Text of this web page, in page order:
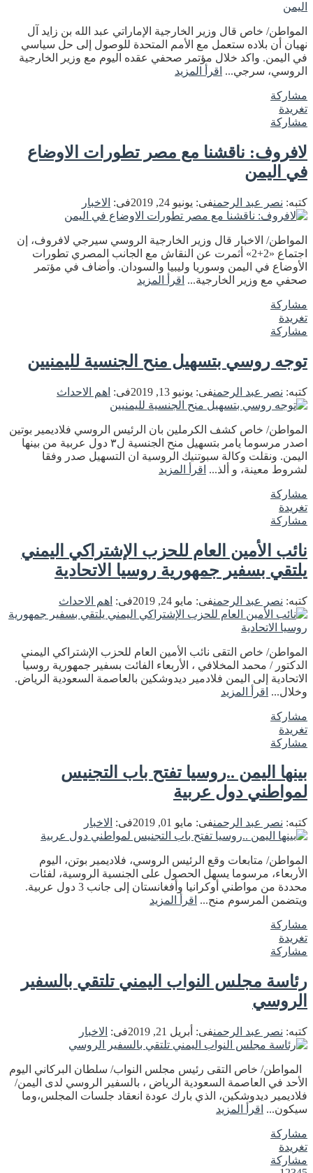
المواطن/ خاص قال وزير الخارجية الإماراتي عبد الله بن زايد آل
نهيان أن بلاده ستعمل مع الأمم المتحدة للوصول إلى حل سياسي
في اليمن. واكد خلال مؤتمر صحفي عقده اليوم مع وزير الخارجية
الروسي، سرجي... اقرأ المزيد
مشاركة
تغريدة
مشاركة
لافروف: ناقشنا مع مصر تطورات الاوضاع
في اليمن
كتبه: نصر عبد الرحمنفى: يونيو 24, 2019 فى: الاخبار
المواطن/ الاخبار قال وزير الخارجية الروسي سيرجي لافروف، إن
اجتماع «2+2» أثمرت عن النقاش مع الجانب المصري تطورات
الأوضاع في اليمن وسوريا وليبيا والسودان. وأضاف في مؤتمر
صحفي مع وزير الخارجية... اقرأ المزيد
مشاركة
تغريدة
مشاركة
توجه روسي بتسهيل منح الجنسية لليمنيين
كتبه: نصر عبد الرحمنفى: يونيو 13, 2019 فى: اهم الاحداث
المواطن/ خاص كشف الكرملين بان الرئيس الروسي فلاديمير بوتين
اصدر مرسوما يامر بتسهيل منح الجنسية ل٣ دول عربية من بينها
اليمن. ونقلت وكالة سبوتنيك الروسية ان التسهيل صدر وفقا
لشروط معينة، و ألذ... اقرأ المزيد
مشاركة
تغريدة
مشاركة
نائب الأمين العام للحزب الإشتراكي اليمني
يلتقي بسفير جمهورية روسيا الاتحادية
كتبه: نصر عبد الرحمنفى: مايو 24, 2019 فى: اهم الاحداث
المواطن/ خاص التقى نائب الأمين العام للحزب الإشتراكي اليمني
الدكتور / محمد المخلافي ، الأربعاء الفائت بسفير جمهورية روسيا
الاتحادية إلى اليمن فلادمير ديدوشكين بالعاصمة السعودية الرياض.
وخلال... اقرأ المزيد
مشاركة
تغريدة
مشاركة
بينها اليمن ..روسيا تفتح باب التجنيس
لمواطني دول عربية
كتبه: نصر عبد الرحمنفى: مايو 01, 2019 فى: الاخبار
المواطن/ متابعات وقع الرئيس الروسي، فلاديمير بوتن، اليوم
الأربعاء، مرسوما يسهل الحصول على الجنسية الروسية، لفئات
محددة من مواطني أوكرانيا وأفغانستان إلى جانب 3 دول عربية.
ويتضمن المرسوم منح... اقرأ المزيد
مشاركة
تغريدة
مشاركة
رئاسة مجلس النواب اليمني تلتقي بالسفير
الروسي
كتبه: نصر عبد الرحمنفى: أبريل 21, 2019 فى: الاخبار
المواطن/ خاص التقى ‏رئيس مجلس النواب/ سلطان البركاني اليوم
الأحد في العاصمة السعودية الرياض ، بالسفير الروسي لدى اليمن/
فلاديمير ديدوشكين، الذي بارك عودة انعقاد جلسات المجلس،وما
سيكون... اقرأ المزيد
مشاركة
تغريدة
مشاركة